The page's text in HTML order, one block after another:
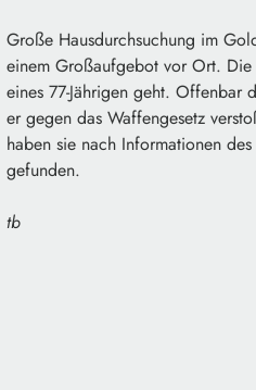
Große Hausdurchsuchung im
einem Großaufgebot vor Ort. Die
eines 77-Jährigen geht. Offenbar
er gegen das Waffengesetz
haben sie nach Informationen
gefunden.
tb